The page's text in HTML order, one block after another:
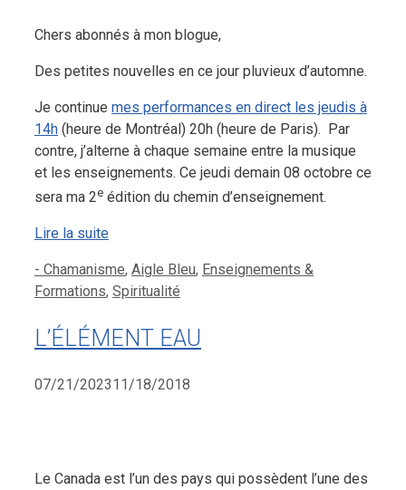
Chers abonnés à mon blogue,
Des petites nouvelles en ce jour pluvieux d’automne.
Je continue mes performances en direct les jeudis à
14h (heure de Montréal) 20h (heure de Paris). Par
contre, j’alterne à chaque semaine entre la musique
et les enseignements. Ce jeudi demain 08 octobre ce
sera ma 2e édition du chemin d’enseignement.
Lire la suite
Catégories
- Chamanisme, Aigle Bleu, Enseignements &
Formations, Spiritualité
L’ÉLÉMENT EAU
07/21/202311/18/2018
Le Canada est l’un des pays qui possèdent l’une des